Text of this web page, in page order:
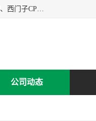
上海诗幕自动化设备有限公司是一家西门子授权分销商；主要负责：德国西门子模块代理商、西门子PLC模块总代理、西门子CPU模块代理商、西门子电缆代理、西门子触摸屏变频器总代理等专销售西门子各系列产品；实体公司，诚信经营，价格优势，品质保证，库存量大，供应！
公司动态